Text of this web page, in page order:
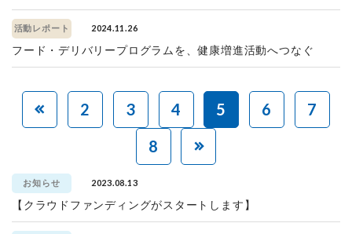
活動レポート 2024.11.26
フード・デリバリープログラムを、健康増進活動へつなぐ
2 3 4 5 6
7
8
お知らせ 2023.08.13
【クラウドファンディングがスタートします】